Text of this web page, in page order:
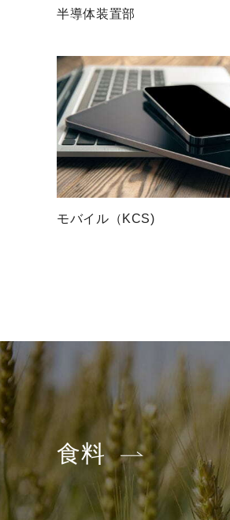
半導体装置部
モバイル（KCS)
食料